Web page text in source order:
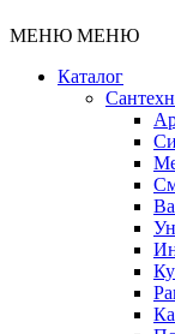
МЕНЮ МЕНЮ
Каталог